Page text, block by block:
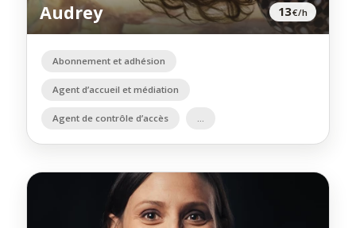
Audrey 13€/h
Abonnement et adhésion
Agent d’accueil et médiation
Agent de contrôle d’accès